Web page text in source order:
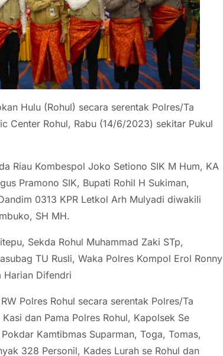
Hulu (Rohul) secara serentak Polres/Ta
Center Rohul, Rabu (14/6/2023) sekitar Pukul
Riau Kombespol Joko Setiono SIK M Hum, KA
Pramono SIK, Bupati Rohil H Sukiman,
0313 KPR Letkol Arh Mulyadi diwakili
SH MH.
Sekda Rohul Muhammad Zaki STp,
TU Rusli, Waka Polres Kompol Erol Ronny
Harian Difendri
Polres Rohul secara serentak Polres/Ta
dan Pama Polres Rohul, Kapolsek Se
Kamtibmas Suparman, Toga, Tomas,
328 Personil, Kades Lurah se Rohul dan